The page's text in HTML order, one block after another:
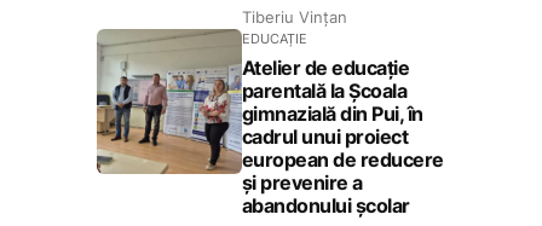
Tiberiu Vințan
EDUCAȚIE
Atelier de educație
parentală la Școala
gimnazială din Pui, în
cadrul unui proiect
european de reducere
și prevenire a
abandonului școlar